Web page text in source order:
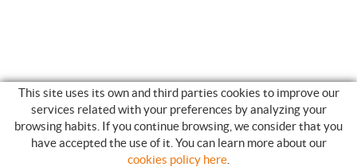
SHOPPING GUIDE
This site uses its own and third parties cookies to improve our
services related with your preferences by analyzing your
browsing habits. If you continue browsing, we consider that you
have accepted the use of it. You can learn more about our
cookies policy here